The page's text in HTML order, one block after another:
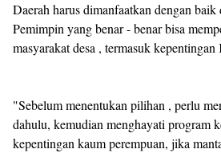
Daerah harus dimanfaatkan dengan
Pemimpin yang benar - benar bisa
masyarakat desa , termasuk
"Sebelum menentukan pilihan , perlu
dahulu, kemudian menghayati program
kepentingan kaum perempuan, jika